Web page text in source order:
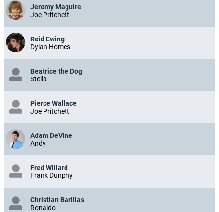
Jeremy Maguire
Joe Pritchett
Reid Ewing
Dylan Homes
Beatrice the Dog
Stella
Pierce Wallace
Joe Pritchett
Adam DeVine
Andy
Fred Willard
Frank Dunphy
Christian Barillas
Ronaldo